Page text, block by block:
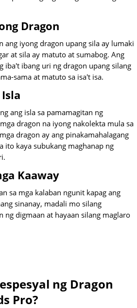
Dragon
ang iyong dragon upang sila ay lumaki
at sila ay matuto at sumabog. Ang
iba't ibang uri ng dragon upang silang
sama at matuto sa isa't isa.
ang isla sa pamamagitan ng
dragon na iyong nakolekta mula sa
dragon ay ang pinakamahalagang
ito kaya subukang maghanap ng
Kaaway
sa mga kalaban ngunit kapag ang
sinanay, madali mo silang
ng digmaan at hayaan silang maglaro
ng Dragon
Pro?